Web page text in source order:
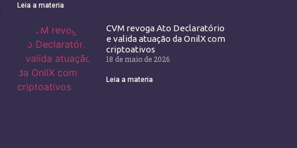
Leia a materia
CVM revoga Ato Declaratório
e valida atuação da OnilX com
criptoativos
18 de maio de 2026
Leia a materia